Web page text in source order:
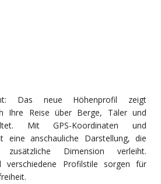
Das neue Höhenprofil zeigt
Ihre Reise über Berge, Täler und
Mit GPS-Koordinaten und
eine anschauliche Darstellung, die
Dimension verleiht.
verschiedene Profilstile sorgen für